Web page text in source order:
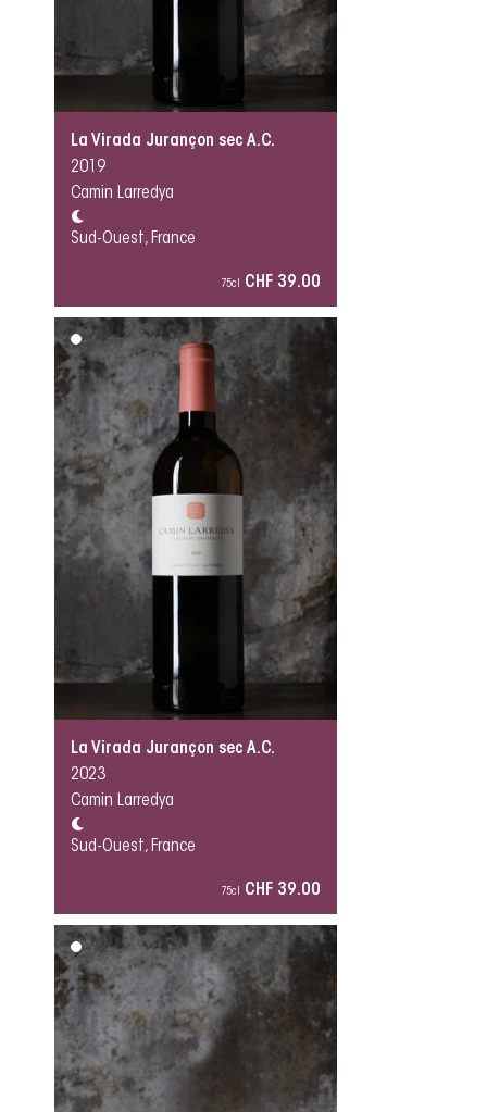
La Virada Jurançon sec A.C.
2019
Camin Larredya
Sud-Ouest, France
75cl CHF 39.00
La Virada Jurançon sec A.C.
2023
Camin Larredya
Sud-Ouest, France
75cl CHF 39.00